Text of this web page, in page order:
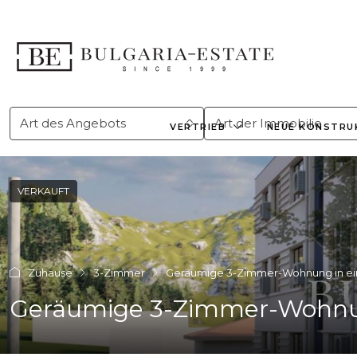
VERTRIEB NEUE
Art des Angebots Art der Immobilie
VERKAUFT
Zuhause 3-Zimmer Geräumige 3-Zimmer-Wohnung in
Geräumige 3-Zimmer-